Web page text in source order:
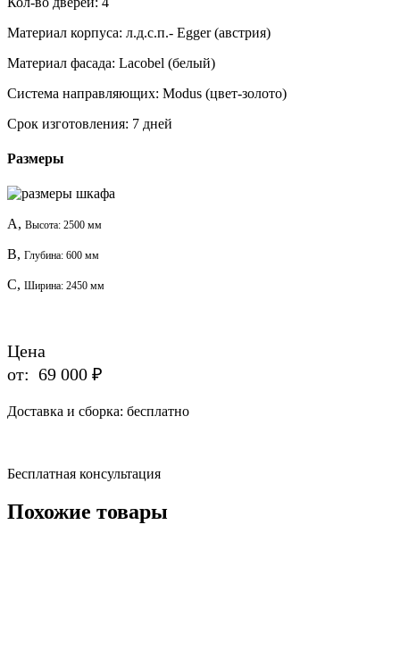
Материал корпуса: л.д.с.п.- Egger (австрия)
Материал фасада: Lacobel (белый)
Система направляющих: Modus (цвет-золото)
Срок изготовления: 7 дней
Размеры
A, Высота: 2500 мм
B, Глубина: 600 мм
C, Ширина: 2450 мм
Цена
от: 69 000 ₽
Доставка и сборка: бесплатно
Бесплатная консультация
Похожие товары